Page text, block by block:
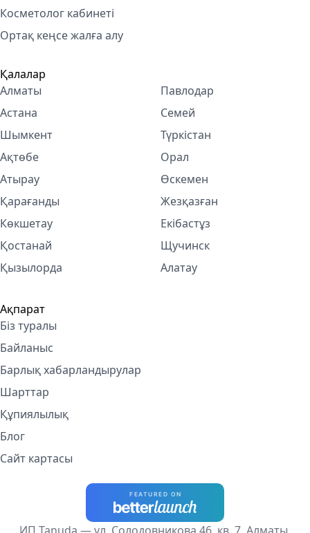
Косметолог кабинетi
Ортақ кеңсе жалға алу
Қалалар
Алматы
Астана
Шымкент
Ақтөбе
Атырау
Қарағанды
Көкшетау
Қостанай
Қызылорда
Павлодар
Семей
Түркістан
Орал
Өскемен
Жезқазған
Екібастұз
Щучинск
Алатау
Ақпарат
Біз туралы
Байланыс
Барлық хабарландырулар
Шарттар
Құпиялылық
Блог
Сайт картасы